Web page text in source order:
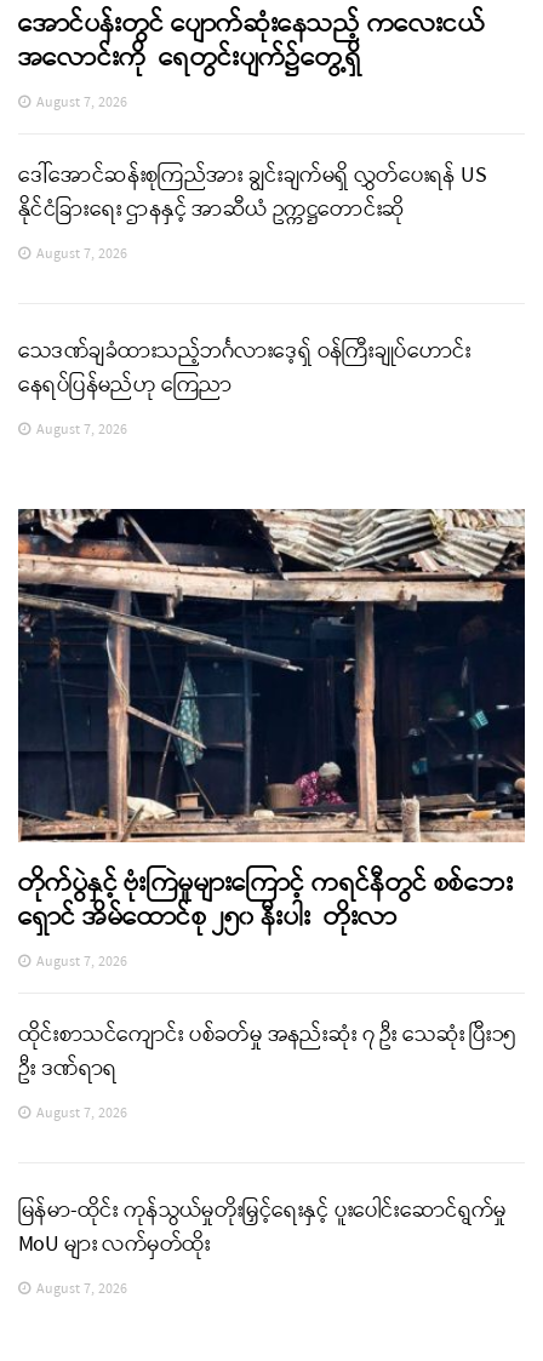
အောင်ပန်းတွင် ပျောက်ဆုံးနေသည့် ကလေးငယ်
အလောင်းကို ရေတွင်းပျက်၌တွေ့ရှိ
August 7, 2026
ဒေါ်အောင်ဆန်းစုကြည်အား ချွင်းချက်မရှိ လွှတ်ပေးရန် US
နိုင်ငံခြားရေး ဌာနနှင့် အာဆီယံ ဥက္ကဋ္ဌတောင်းဆို
August 7, 2026
သေဒဏ်ချခံထားသည့်ဘင်္ဂလားဒေ့ရှ် ဝန်ကြီးချုပ်ဟောင်း
နေရပ်ပြန်မည်ဟု ကြေညာ
August 7, 2026
တိုက်ပွဲနှင့် ဗုံးကြဲမှုများကြောင့် ကရင်နီတွင် စစ်ဘေး
ရှောင် အိမ်ထောင်စု ၂၅၀ နီးပါး တိုးလာ
August 7, 2026
ထိုင်းစာသင်ကျောင်း ပစ်ခတ်မှု အနည်းဆုံး ၇ ဦး သေဆုံး ပြီး၁၅
ဦး ဒဏ်ရာရ
August 7, 2026
မြန်မာ-ထိုင်း ကုန်သွယ်မှုတိုးမြှင့်ရေးနှင့် ပူးပေါင်းဆောင်ရွက်မှု
MoU များ လက်မှတ်ထိုး
August 7, 2026